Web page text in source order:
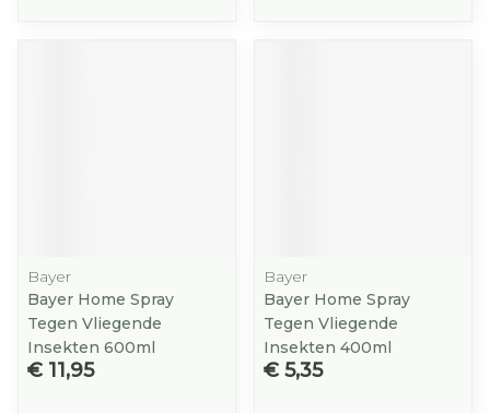
Bayer
Bayer Home Spray
Tegen Vliegende
Insekten 600ml
€ 11,95
Bayer
Bayer Home Spray
Tegen Vliegende
Insekten 400ml
€ 5,35